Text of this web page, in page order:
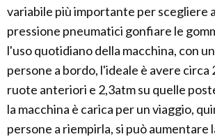
variabile più importante per scegliere
pressione pneumatici gonfiare le
l'uso quotidiano della macchina, con
persone a bordo, l'ideale è avere circa
ruote anteriori e 2,3atm su quelle
la macchina è carica per un viaggio,
persone a riempirla, si può aumentare